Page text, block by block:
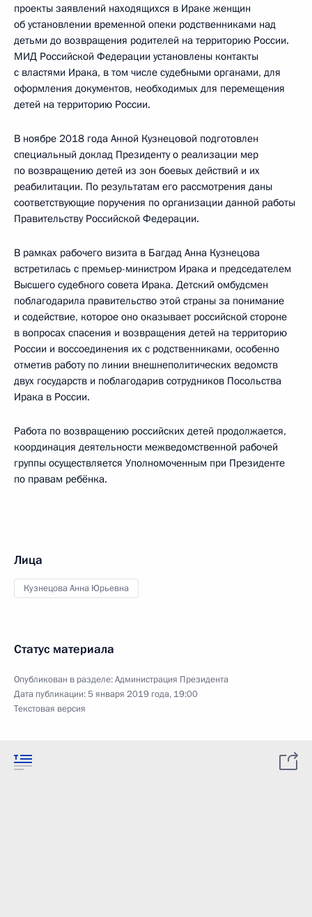
проекты заявлений находящихся в Ираке женщин
об установлении временной опеки родственниками над
детьми до возвращения родителей на территорию России.
МИД Российской Федерации установлены контакты
с властями Ирака, в том числе судебными органами, для
оформления документов, необходимых для перемещения
детей на территорию России.
В ноябре 2018 года Анной Кузнецовой подготовлен
специальный доклад Президенту о реализации мер
по возвращению детей из зон боевых действий и их
реабилитации. По результатам его рассмотрения даны
соответствующие поручения по организации данной работы
Правительству Российской Федерации.
В рамках рабочего визита в Багдад Анна Кузнецова
встретилась с премьер-министром Ирака и председателем
Высшего судебного совета Ирака. Детский омбудсмен
поблагодарила правительство этой страны за понимание
и содействие, которое оно оказывает российской стороне
в вопросах спасения и возвращения детей на территорию
России и воссоединения их с родственниками, особенно
отметив работу по линии внешнеполитических ведомств
двух государств и поблагодарив сотрудников Посольства
Ирака в России.
Работа по возвращению российских детей продолжается,
координация деятельности межведомственной рабочей
группы осуществляется Уполномоченным при Президенте
по правам ребёнка.
Лица
Кузнецова Анна Юрьевна
Статус материала
Опубликован в разделе:Администрация Президента
Дата публикации:5 января 2019 года, 19:00
Текстовая версия